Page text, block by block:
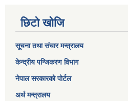
छिटो खोजि
सूचना तथा संचार मन्त्रालय
केन्द्रीय पन्जिकरण विभाग
नेपाल सरकारको पोर्टल
अर्थ मन्त्रालय